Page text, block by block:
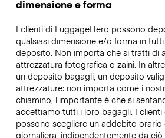
dimensione e forma
I clienti di LuggageHero possono
qualsiasi dimensione e/o forma in
deposito. Non importa che si tratti di
attrezzatura fotografica o zaini. In
un deposito bagagli, un deposito
attrezzature: non importa come i
chiamino, l’importante è che si
accettiamo tutti i loro bagagli. I clienti
possono scegliere un addebito orario
giornaliera, indipendentemente da